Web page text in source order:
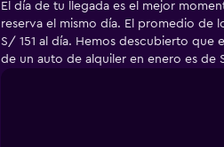
El día de tu llegada es el mejor
reserva el mismo día. El promedio de
S/ 151 al día. Hemos descubierto
de un auto de alquiler en enero es de